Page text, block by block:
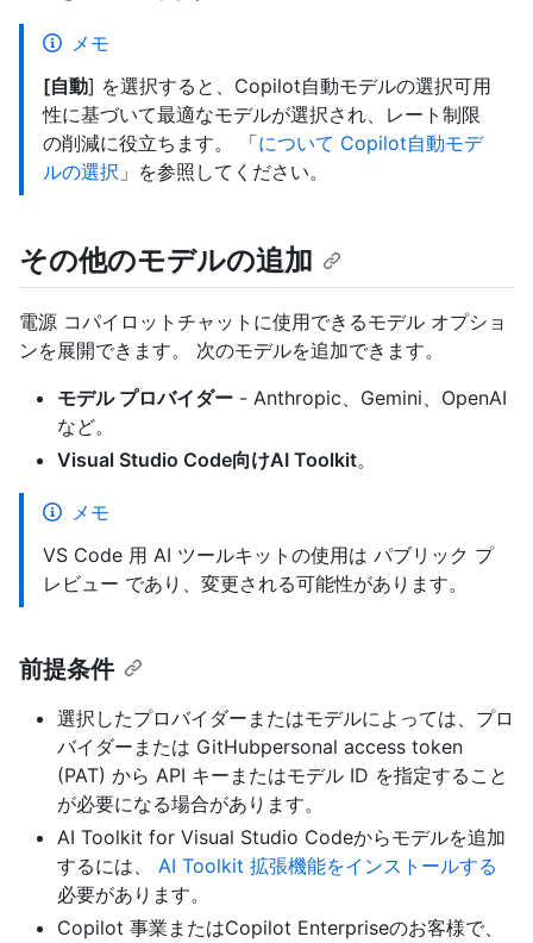
メモ
[自動] を選択すると、Copilot自動モデルの選択可用
性に基づいて最適なモデルが選択され、レート制限
の削減に役立ちます。 「について Copilot自動モデ
ルの選択 」を参照してください。
その他のモデルの追加
電源 コパイロットチャットに使用できるモデル オプショ
ンを展開できます。 次のモデルを追加できます。
モデル プロバイダー - Anthropic、Gemini、OpenAI
など。
Visual Studio Code向けAI Toolkit。
メモ
VS Code 用 AI ツールキットの使用は パブリック プ
レビュー であり、変更される可能性があります。
前提条件
選択したプロバイダーまたはモデルによっては、プロ
バイダーまたは GitHubpersonal access token
(PAT) から API キーまたはモデル ID を指定すること
が必要になる場合があります。
AI Toolkit for Visual Studio Codeからモデルを追加
するには、 AI Toolkit 拡張機能をインストールする
必要があります。
Copilot 事業またはCopilot Enterpriseのお客様で、